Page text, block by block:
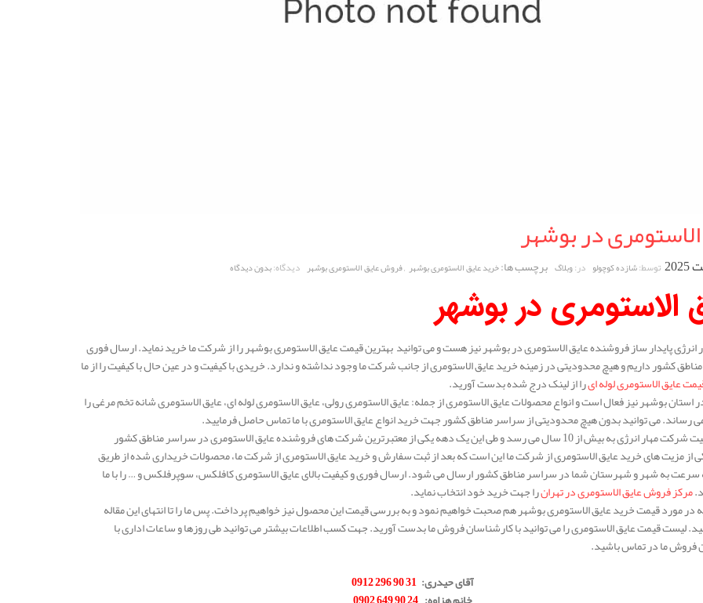
در بوشهر
توسط:شازده کوچولو در:وبلاگ برچسب ها:خرید عایق الاستومری بوشهر ,فروش عایق الاستومری بوشهر دیدگاه:بدون دیدگاه
الاستومری در بوشهر
پایدار ساز فروشنده عایق الاستومری در بوشهر نیز هست و می توانید بهترین قیمت عایق الاستومری بوشهر را از شرکت ما خرید نماید. ارسال فوری
کشور داریم و هیچ محدودیتی در زمینه خرید عایق الاستومری از جانب شرکت ما وجود نداشته و ندارد. خریدی با کیفیت و در عین حال با کیفیت را از ما
عایق الاستومری لوله ایرا از لینک درج شده بدست آورید.
بوشهر نیز فعال است و انواع محصولات عایق الاستومری از جمله: عایق الاستومری رولی، عایق الاستومری لوله ای، عایق الاستومری شانه تخم مرغی را
رساند. می توانید بدون هیچ محدودیتی از سراسر مناطق کشور جهت خرید انواع عایق الاستومری با ما تماس حاصل فرمایید.
سابقه فعالیت شرکت مهار انرژی به بیش از 10 سال می رسد و طی این یک دهه یکی از معتبرترین شرکت های فروشنده عایق الاستومری در سراسر مناطق کشور
از مزیت های خرید عایق الاستومری از شرکت ما این است که بعد از ثبت سفارش و خرید عایق الاستومری از شرکت ما، محصولات خریداری شده از طریق
سرعت به شهر و شهرستان شما در سراسر مناطق کشور ارسال می شود. ارسال فوری و کیفیت بالای عایق الاستومری کافلکس، سوپرفلکس و … را با ما
مرکز فروش عایق الاستومری در تهرانرا جهت خرید خود انتخاب نماید.
در مورد قیمت خرید عایق الاستومری بوشهر هم صحبت خواهیم نمود و به بررسی قیمت این محصول نیز خواهیم پرداخت. پس ما را تا انتهای این مقاله
لیست قیمت عایق الاستومری را می توانید با کارشناسان فروش ما بدست آورید. جهت کسب اطلاعات بیشتر می توانید طی روزها و ساعات اداری با
فروش ما در تماس باشید.
آقای حیدری:
31 90 296 0912